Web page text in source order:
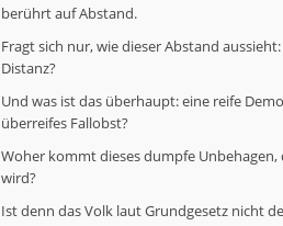
berührt auf Abstand.
Fragt sich nur, wie dieser Abstand
Distanz?
Und was ist das überhaupt: eine reife
überreifes Fallobst?
Woher kommt dieses dumpfe Unbehagen,
wird?
Ist denn das Volk laut Grundgesetz nicht